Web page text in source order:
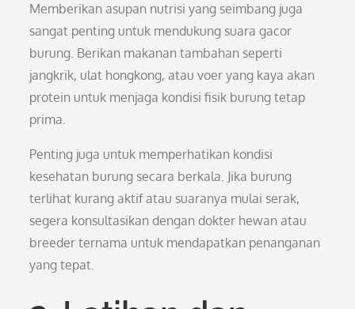
Memberikan asupan nutrisi yang seimbang juga
sangat penting untuk mendukung suara gacor
burung. Berikan makanan tambahan seperti
jangkrik, ulat hongkong, atau voer yang kaya akan
protein untuk menjaga kondisi fisik burung tetap
prima.
Penting juga untuk memperhatikan kondisi
kesehatan burung secara berkala. Jika burung
terlihat kurang aktif atau suaranya mulai serak,
segera konsultasikan dengan dokter hewan atau
breeder ternama untuk mendapatkan penanganan
yang tepat.